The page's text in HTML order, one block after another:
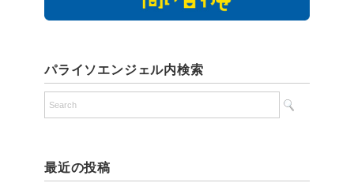
パライソエンジェル内検索
最近の投稿